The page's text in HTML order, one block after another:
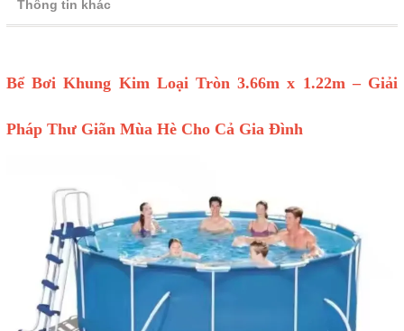
Thông tin khác
Bể Bơi Khung Kim Loại Tròn 3.66m x 1.22m – Giải
Pháp Thư Giãn Mùa Hè Cho Cả Gia Đình